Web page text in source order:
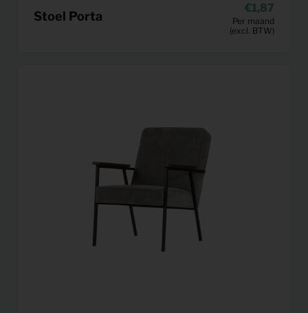
Stoel Porta
1,87
Per maand
(excl. BTW)